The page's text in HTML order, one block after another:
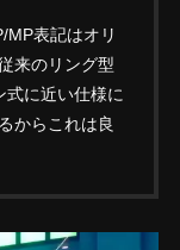
表記はオリ
来のリング型
に近い仕様に
からこれは良